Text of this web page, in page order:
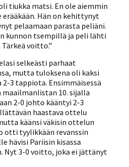
tiukka matsi. En ole aiemmin
Hän on kehittynyt
pelaamaan parasta peliäni.
kunnon tsempillä ja peli lähti
voitto.”
selkeästi parhaat
mutta tuloksena oli kaksi
3 tappiota. Ensimmäisessä
10. sijalla
2-0 johto kääntyi 2-3
haastava ottelu
käänsi väkisin ottelun
otti tyylikkään revanssin
hävisi Pariisin kisassa
Nyt 3-0 voitto, joka ei jättänyt